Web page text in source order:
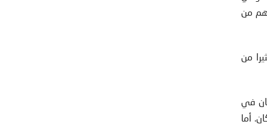
من
من
في
أما